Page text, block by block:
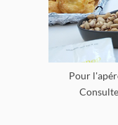
Pour